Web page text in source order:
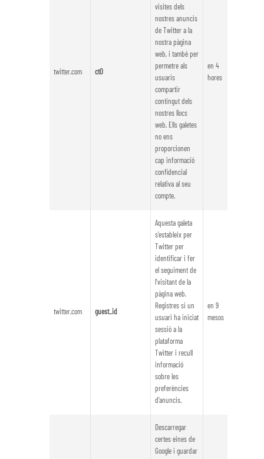
twitter.com ct0
visites dels
nostres anuncis
de Twitter a la
nostra pàgina
web, i també per
permetre als
usuaris
compartir
contingut dels
nostres llocs
web. Ells galetes
no ens
proporcionen
cap informació
confidencial
relativa al seu
compte.
en 4
hores
twitter.com guest_id
Aquesta galeta
s’estableix per
Twitter per
identificar i fer
el seguiment de
l’visitant de la
pàgina web.
Registres si un
usuari ha iniciat
sessió a la
plataforma
Twitter i recull
informació
sobre les
preferències
d’anuncis.
en 9
mesos
Descarregar
certes eines de
Google i guardar